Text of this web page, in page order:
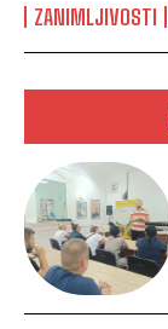
ZANIMLJIVOSTI